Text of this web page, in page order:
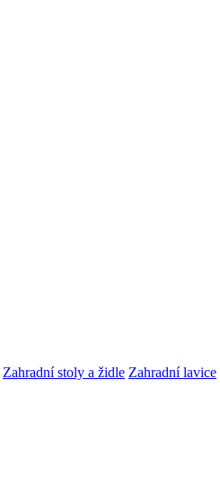
Zahradní stoly a židle Zahradní lavice